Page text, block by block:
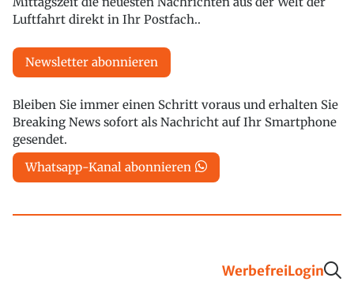
Luftfahrt direkt in Ihr Postfach..
Newsletter abonnieren
Bleiben Sie immer einen Schritt voraus und erhalten Sie
Breaking News sofort als Nachricht auf Ihr Smartphone
gesendet.
Whatsapp-Kanal abonnieren
WerbefreiLogin